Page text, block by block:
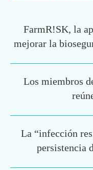
FarmR!SK, la
mejorar la
Los miembros
La “infección
persistencia